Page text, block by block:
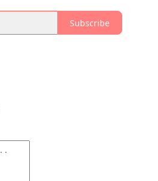
Subscribe